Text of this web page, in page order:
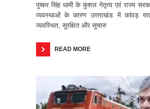
पुष्कर सिंह धामी के कुशल नेतृत्व एवं राज्य
व्यवस्थाओं के कारण उत्तराखंड में कांवड़
व्यवस्थित, सुरक्षित और सुचारु
READ MORE